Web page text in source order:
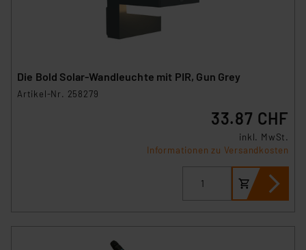
Die Bold Solar-Wandleuchte mit PIR, Gun Grey
Artikel-Nr. 258279
33.87 CHF
inkl. MwSt.
Informationen zu Versandkosten